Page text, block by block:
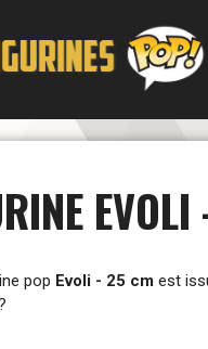
pop Evoli - 25 cm est